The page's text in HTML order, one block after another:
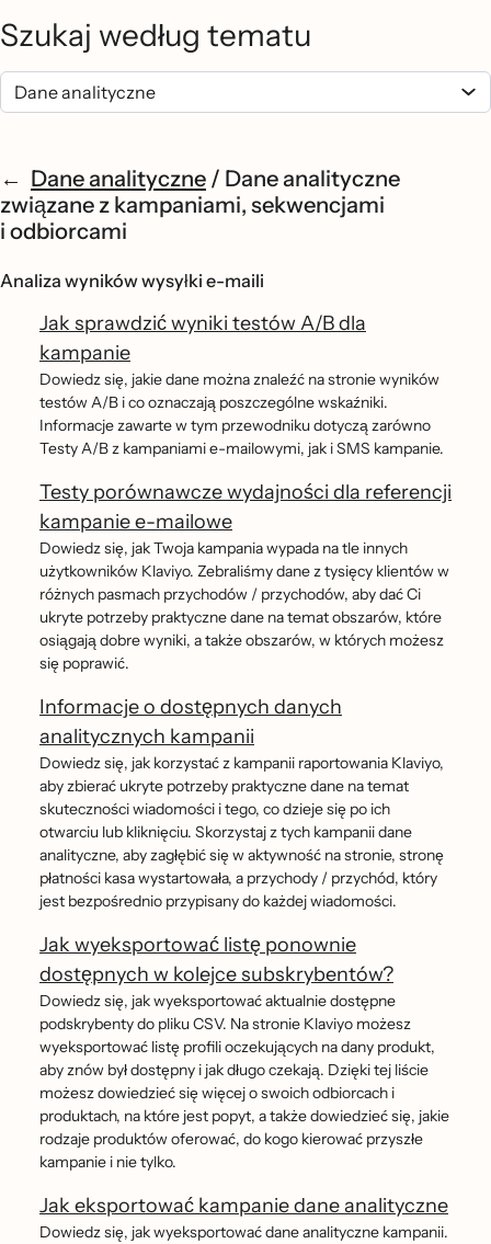
Szukaj według tematu
Dane analityczne / Dane analityczne
związane z kampaniami, sekwencjami
i odbiorcami
Analiza wyników wysyłki e-maili
Jak sprawdzić wyniki testów A/B dla
kampanie
Dowiedz się, jakie dane można znaleźć na stronie wyników
testów A/B i co oznaczają poszczególne wskaźniki.
Informacje zawarte w tym przewodniku dotyczą zarówno
Testy A/B z kampaniami e-mailowymi, jak i SMS kampanie.
Testy porównawcze wydajności dla referencji
kampanie e-mailowe
Dowiedz się, jak Twoja kampania wypada na tle innych
użytkowników Klaviyo. Zebraliśmy dane z tysięcy klientów w
różnych pasmach przychodów / przychodów, aby dać Ci
ukryte potrzeby praktyczne dane na temat obszarów, które
osiągają dobre wyniki, a także obszarów, w których możesz
się poprawić.
Informacje o dostępnych danych
analitycznych kampanii
Dowiedz się, jak korzystać z kampanii raportowania Klaviyo,
aby zbierać ukryte potrzeby praktyczne dane na temat
skuteczności wiadomości i tego, co dzieje się po ich
otwarciu lub kliknięciu. Skorzystaj z tych kampanii dane
analityczne, aby zagłębić się w aktywność na stronie, stronę
płatności kasa wystartowała, a przychody / przychód, który
jest bezpośrednio przypisany do każdej wiadomości.
Jak wyeksportować listę ponownie
dostępnych w kolejce subskrybentów?
Dowiedz się, jak wyeksportować aktualnie dostępne
podskrybenty do pliku CSV. Na stronie Klaviyo możesz
wyeksportować listę profili oczekujących na dany produkt,
aby znów był dostępny i jak długo czekają. Dzięki tej liście
możesz dowiedzieć się więcej o swoich odbiorcach i
produktach, na które jest popyt, a także dowiedzieć się, jakie
rodzaje produktów oferować, do kogo kierować przyszłe
kampanie i nie tylko.
Jak eksportować kampanie dane analityczne
Dowiedz się, jak wyeksportować dane analityczne kampanii.